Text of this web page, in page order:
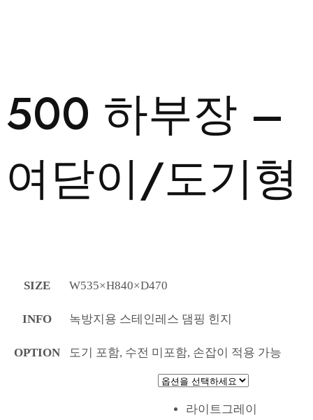
500 하부장 –
여닫이/도기형
SIZE W535×H840×D470
INFO 녹방지용 스테인레스 댐핑 힌지
OPTION 도기 포함, 수전 미포함, 손잡이 적용 가능
라이트그레이